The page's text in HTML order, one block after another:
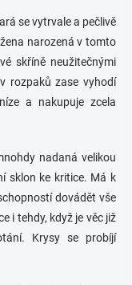
se vytrvale a pečlivě
narozená v tomto
skříně neužitečnými
rozpaků zase vyhodí
a nakupuje zcela
nadaná velikou
sklon ke kritice. Má k
dovádět vše
i tehdy, když je věc již
Krysy se probíjí